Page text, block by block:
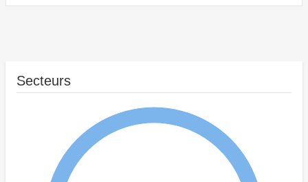
Secteurs